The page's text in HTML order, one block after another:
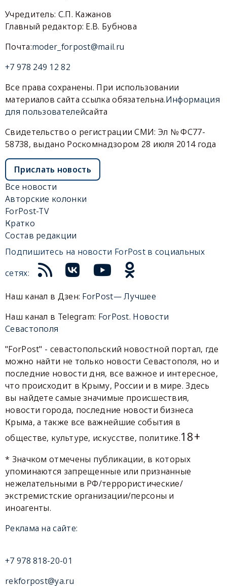
Учредитель: С.П. Кажанов
Главный редактор: Е.В. Бубнова
Почта:moder_forpost@mail.ru
+7 978 249 12 82
Все права сохранены. При использовании
материалов сайта ссылка обязательна.Информация
для пользователейсайта
Свидетельство о регистрации СМИ: Эл № ФС77-
58738, выдано Роскомнадзором 28 июля 2014 года
Прислать новость
Все новости
Авторские колонки
ForPost-TV
Кратко
Состав редакции
Подпишитесь на новости ForPost в социальных
сетях:
Наш канал в Дзен: ForPost— Лучшее
Наш канал в Telegram: ForPost. Новости
Севастополя
"ForPost" - севастопольский новостной портал, где
можно найти не только новости Севастополя, но и
последние новости дня, все важное и интересное,
что происходит в Крыму, России и в мире. Здесь
вы найдете самые значимые происшествия,
новости города, последние новости бизнеса
Крыма, а также все важнейшие события в
обществе, культуре, искусстве, политике.18+
* Значком отмечены публикации, в которых
упоминаются запрещенные или признанные
нежелательными в РФ/террористические/
экстремистские организации/персоны и
иноагенты.
Реклама на сайте:
+7 978 818-20-01
rekforpost@ya.ru